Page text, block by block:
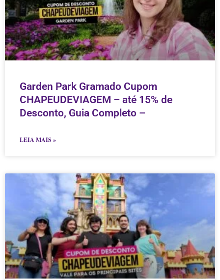
Garden Park Gramado Cupom
CHAPEUDEVIAGEM – até 15% de
Desconto, Guia Completo –
LEIA MAIS »